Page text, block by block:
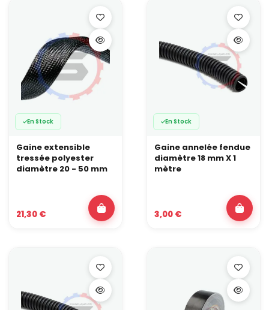
En Stock
Gaine extensible
tressée polyester
diamètre 20 - 50 mm
21,30 €
En Stock
Gaine annelée fendue
diamètre 18 mm X 1
mètre
3,00 €